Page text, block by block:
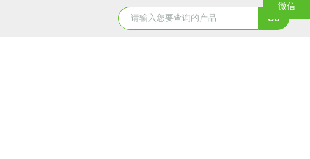
JY-K-48T小型恒温恒湿试验箱半导体行业专用 JY-K-
微信